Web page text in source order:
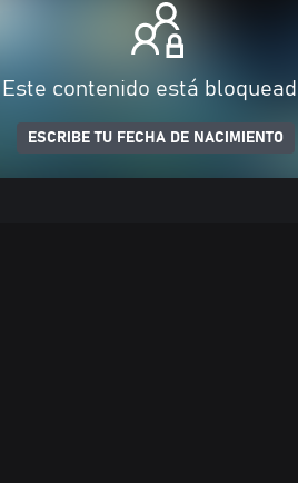
Este contenido está
ESCRIBE TU FECHA DE NACIMIENTO